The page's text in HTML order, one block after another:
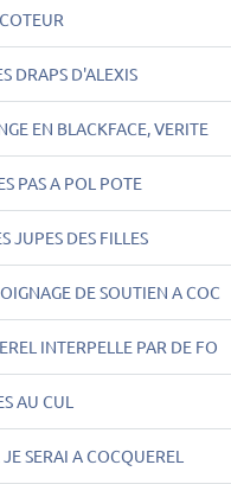
DRAPS D'ALEXIS
EN BLACKFACE, VERITE
PAS A POL POTE
JUPES DES FILLES
DE SOUTIEN A COC
INTERPELLE PAR DE FO
AU CUL
SERAI A COCQUEREL